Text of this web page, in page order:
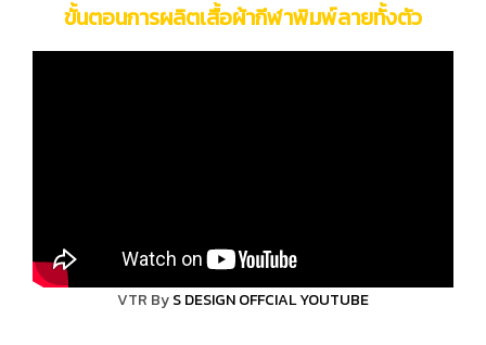
ขั้นตอนการผลิตเสื้อผ้ากีฬาพิมพ์ลายทั้งตัว
VTR ByS DESIGN OFFCIAL YOUTUBE